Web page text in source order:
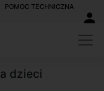
POMOC TECHNICZNA
dzieci